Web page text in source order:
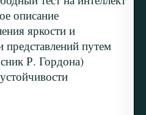
описание
яркости и
представлений путем
Р. Гордона)